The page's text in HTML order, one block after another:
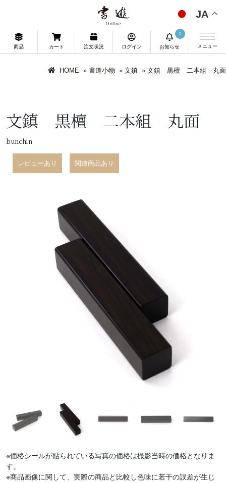
JA
商品 カート 注文状況 ログイン お知らせ
1
メニュー
HOME » 書道小物 » 文鎮 » 文鎮 黒檀 二本組 丸面
文鎮 黒檀 二本組 丸面
bunchin
レビューあり 関連商品あり
※価格シールが貼られている写真の価格は撮影当時の価格となりま
す。
※商品画像に関して、実際の商品と比較し色味に若干の誤差が生じ